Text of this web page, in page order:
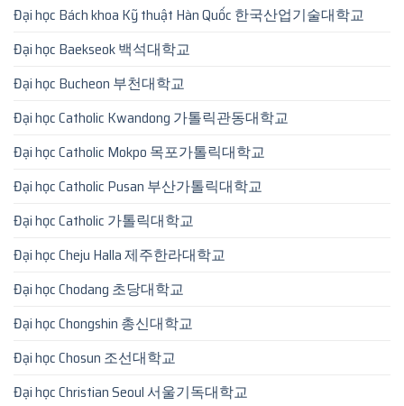
Đại học Bách khoa Kỹ thuật Hàn Quốc 한국산업기술대학교
Đại học Baekseok 백석대학교
Đại học Bucheon 부천대학교
Đại học Catholic Kwandong 가톨릭관동대학교
Đại học Catholic Mokpo 목포가톨릭대학교
Đại học Catholic Pusan 부산가톨릭대학교
Đại học Catholic 가톨릭대학교
Đại học Cheju Halla 제주한라대학교
Đại học Chodang 초당대학교
Đại học Chongshin 총신대학교
Đại học Chosun 조선대학교
Đại học Christian Seoul 서울기독대학교